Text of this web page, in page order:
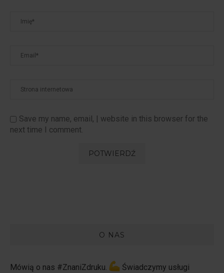
Save my name, email, | website in this browser for the
next time I comment.
O NAS
Mówią o nas #ZnaniZdruku.
Świadczymy usługi